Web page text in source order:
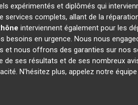
expérimentés et diplômés qui
complets, allant de la
interviennent également pour les
en urgence. Nous nous
nous offrons des garanties sur nos
de ses résultats et de ses nombreux
N'hésitez plus, appelez notre